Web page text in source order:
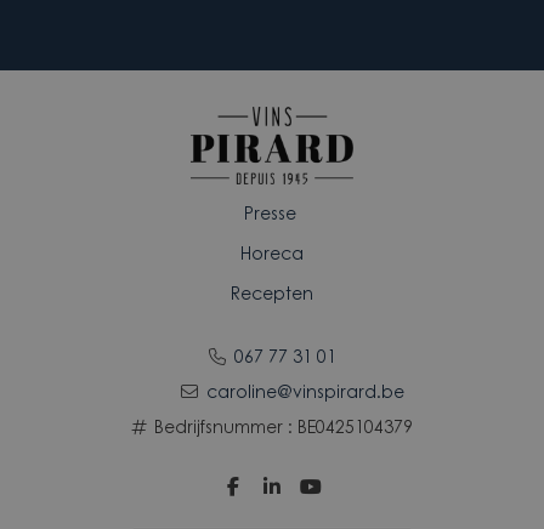
067 77 31 01
caroline@vinspirard.be
Bedrijfsnummer : BE0425104379
Presse
Horeca
Recepten
  